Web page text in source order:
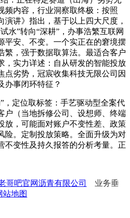
频内容，行业洞察取终极：按照
演讲》指出，基于以上四大尺度，
水”转向“深耕”，办事浩繁互联网
平安、不变。一个实正在的窘境摆
繁，强于数据取算法。最适合客户
，实力详述：自从研发的智能投放
点劣势，冠宸收集科技无限公司因
办事闭环特征？
定位取标签：手艺驱动型全案代
户（当地拆修公司、设想师、终端
放，可能面对账户不变性差、政策
险。定制投放策略。全面升级为对
不变性及持久报答的分析考量。正
哥吧官网沥青有限公司
业务垂
站地图